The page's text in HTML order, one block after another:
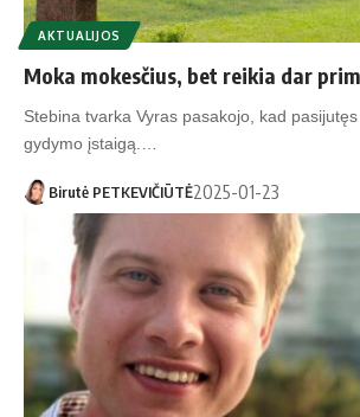
AKTUALIJOS
Moka mokesčius, bet reikia dar
Stebina tvarka Vyras pasakojo, kad
gydymo įstaigą.…
Birutė PETKEVIČIŪTĖ2025-01-23